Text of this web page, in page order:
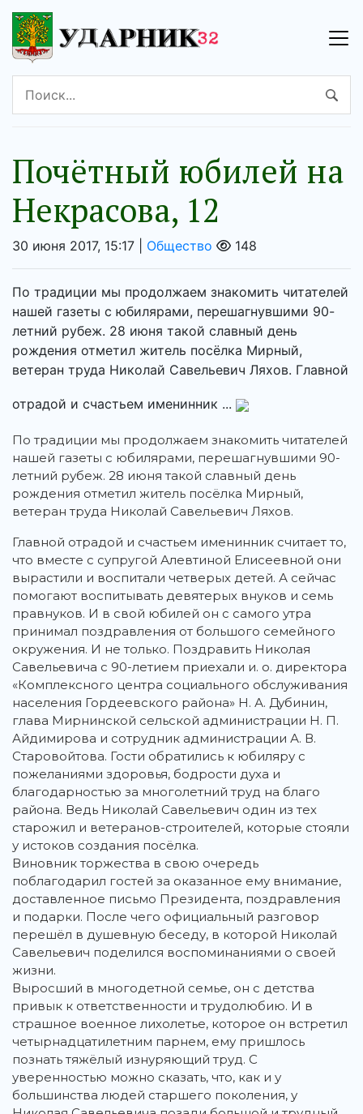
Почётный юбилей на
Некрасова, 12
30 июня 2017, 15:17 | Общество 148
По традиции мы продолжаем знакомить читателей
нашей газеты с юбилярами, перешагнувшими 90-
летний рубеж. 28 июня такой славный день
рождения отметил житель посёлка Мирный,
ветеран труда Николай Савельевич Ляхов. Главной
отрадой и счастьем именинник ...
По традиции мы продолжаем знакомить читателей
нашей газеты с юбилярами, перешагнувшими 90-
летний рубеж. 28 июня такой славный день
рождения отметил житель посёлка Мирный,
ветеран труда Николай Савельевич Ляхов.
Главной отрадой и счастьем именинник считает то,
что вместе с супругой Алевтиной Елисеевной они
вырастили и воспитали четверых детей. А сейчас
помогают воспитывать девятерых внуков и семь
правнуков. И в свой юбилей он с самого утра
принимал поздравления от большого семейного
окружения. И не только. Поздравить Николая
Савельевича с 90-летием приехали и. о. директора
«Комплексного центра социального обслуживания
населения Гордеевского района» Н. А. Дубинин,
глава Мирнинской сельской администрации Н. П.
Айдимирова и сотрудник администрации А. В.
Старовойтова. Гости обратились к юбиляру с
пожеланиями здоровья, бодрости духа и
благодарностью за многолетний труд на благо
района. Ведь Николай Савельевич один из тех
старожил и ветеранов-строителей, которые стояли
у истоков создания посёлка.
Виновник торжества в свою очередь
поблагодарил гостей за оказанное ему внимание,
доставленное письмо Президента, поздравления
и подарки. После чего официальный разговор
перешёл в душевную беседу, в которой Николай
Савельевич поделился воспоминаниями о своей
жизни.
Выросший в многодетной семье, он с детства
привык к ответственности и трудолюбию. И в
страшное военное лихолетье, которое он встретил
четырнадцатилетним парнем, ему пришлось
познать тяжёлый изнуряющий труд. С
уверенностью можно сказать, что, как и у
большинства людей старшего поколения, у